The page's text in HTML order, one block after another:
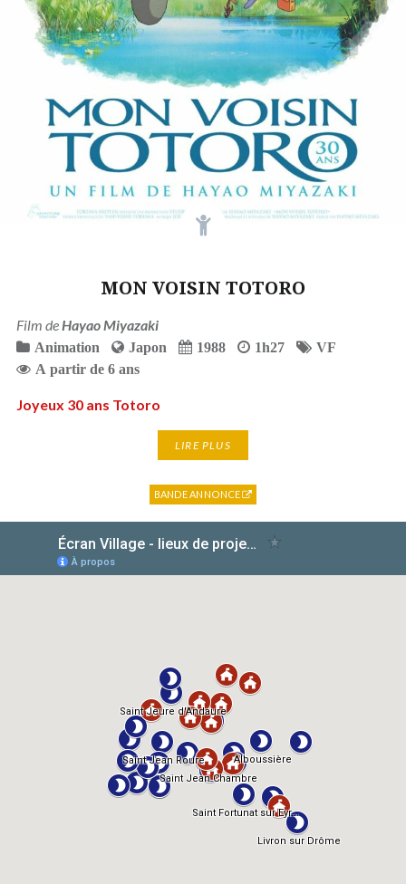
MON VOISIN TOTORO
Film deHayao Miyazaki
Animation Japon 1988 1h27
VF
A partir de 6 ans
Joyeux 30 ans Totoro
LIRE PLUS
BANDE ANNONCE